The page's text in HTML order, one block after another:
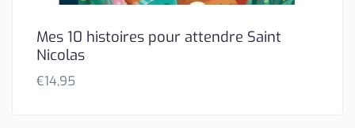
Mes 10 histoires pour attendre Saint
Nicolas
€14,95